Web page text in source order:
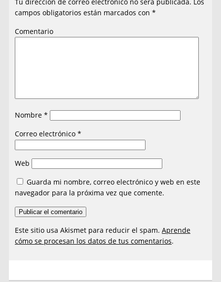
campos obligatorios están marcados con*
Comentario
Nombre*
Correo electrónico*
Web
Guarda mi nombre, correo electrónico y web en este
navegador para la próxima vez que comente.
Este sitio usa Akismet para reducir el spam.Aprende
cómo se procesan los datos de tus comentarios.